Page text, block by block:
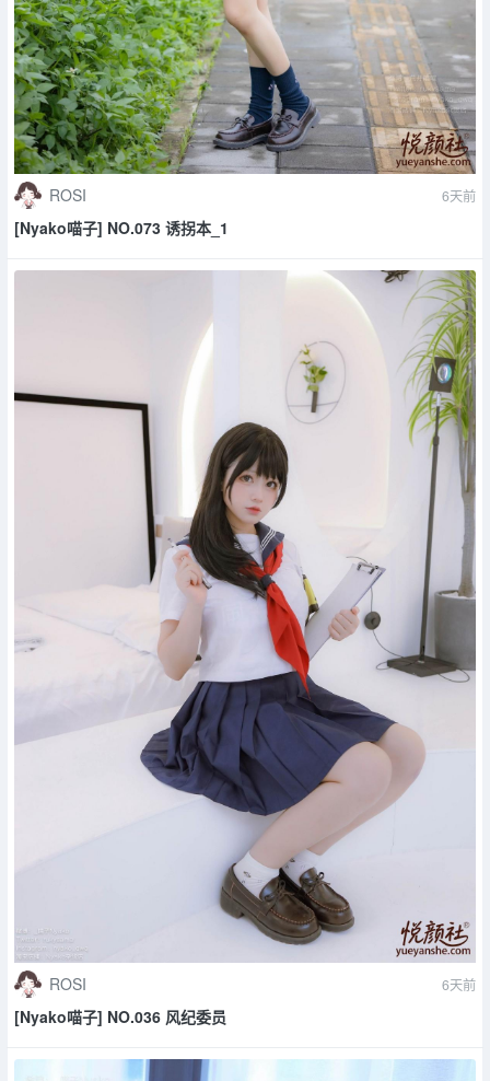
ROSI 6天前
[Nyako喵子] NO.073 诱拐本_1
ROSI 6天前
[Nyako喵子] NO.036 风纪委员